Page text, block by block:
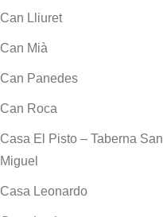
Can Lliuret
Can Mià
Can Panedes
Can Roca
Casa El Pisto – Taberna San
Miguel
Casa Leonardo